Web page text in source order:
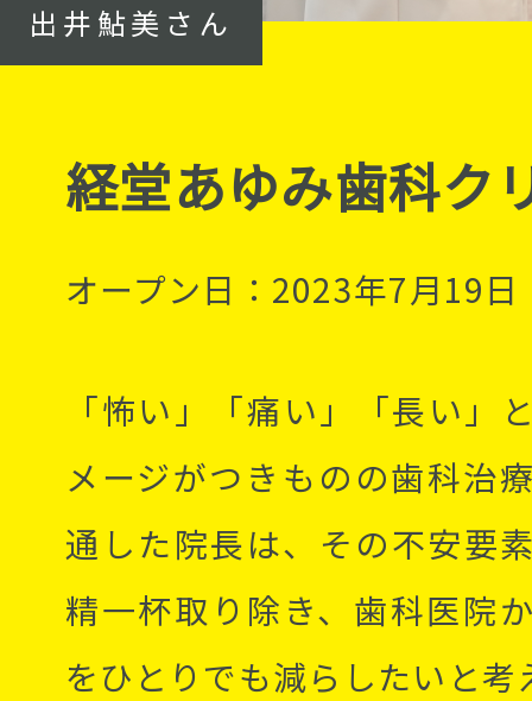
出井鮎美さん
経堂あゆみ歯科ク
オープン日：2023年7月19日
「怖い」「痛い」「長い」
メージがつきものの歯科治
通した院長は、その不安要
精一杯取り除き、歯科医院
をひとりでも減らしたいと考